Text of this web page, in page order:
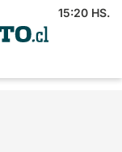
15:20 HS.